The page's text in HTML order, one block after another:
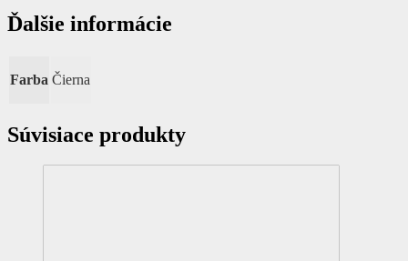
Ďalšie informácie
Farba Čierna
Súvisiace produkty